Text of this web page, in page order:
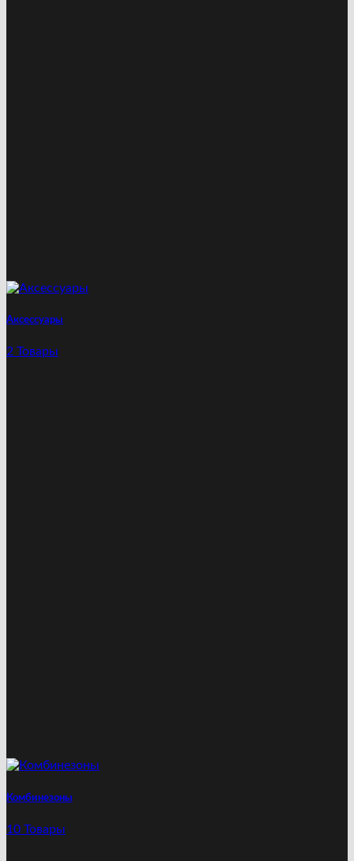
Аксессуары
2 Товары
Комбинезоны
10 Товары